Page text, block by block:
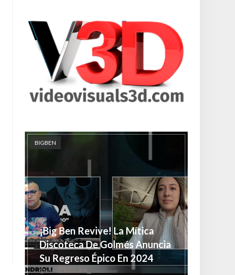
BIGBEN
¡Big Ben Revive! La Mítica
Discoteca De Golmés Anuncia
Su Regreso Épico En 2024
Nov 29 2023 Unknown